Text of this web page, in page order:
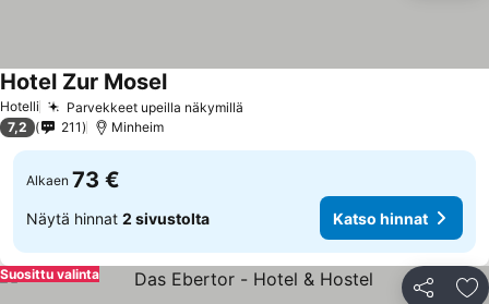
Hotelli Parvekkeet upeilla näkymillä
Hotel Zur MoselKatso hinnat
7,2 211 Minheim
Alkaen 73 €
Näytä hinnat 2 sivustolta Katso hinnat
Jaa
Suosittu valinta